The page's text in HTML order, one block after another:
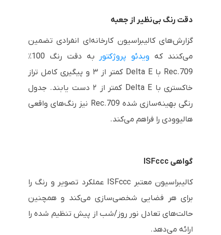
دقت رنگ بی‌نظیر از جعبه
گزارش‌های کالیبراسیون کارخانه‌ای انفرادی تضمین
می‌کنند که ویدئو پروژکتور
به دقت رنگ 100٪
Rec.709 با Delta E کمتر از ۳ و پیگیری کامل تراز
خاکستری با Delta E کمتر از ۲ دست یابند. جدول
رنگی بهینه‌سازی شده Rec.709 نیز رنگ‌های واقعی
هالیوودی را فراهم می‌کند.
گواهی ISFccc
کالیبراسیون معتبر ISFccc عملکرد تصویر و رنگ را
برای هر فضایی شخصی‌سازی می‌کند و همچنین
حالت‌های تعادل نور روز/شب از پیش تنظیم شده را
ارائه می‌دهد.